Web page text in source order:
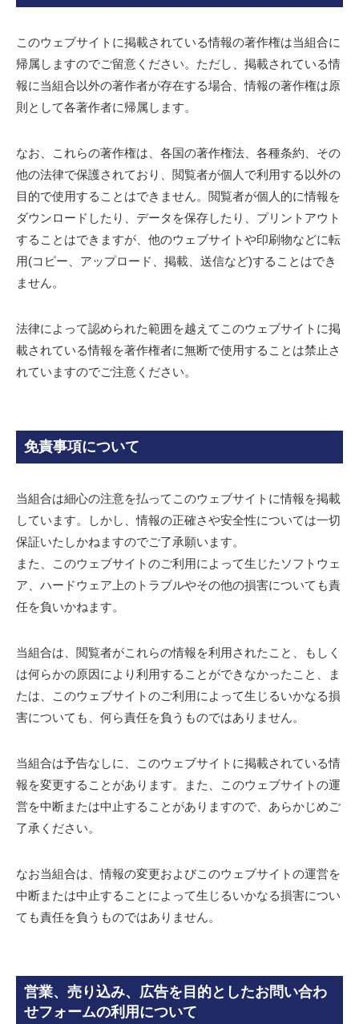
このウェブサイトに掲載されている情報の著作権は当組合に
帰属しますのでご留意ください。ただし、掲載されている情
報に当組合以外の著作者が存在する場合、情報の著作権は原
則として各著作者に帰属します。
なお、これらの著作権は、各国の著作権法、各種条約、その
他の法律で保護されており、閲覧者が個人で利用する以外の
目的で使用することはできません。閲覧者が個人的に情報を
ダウンロードしたり、データを保存したり、プリントアウト
することはできますが、他のウェブサイトや印刷物などに転
用(コピー、アップロード、掲載、送信など)することはでき
ません。
法律によって認められた範囲を越えてこのウェブサイトに掲
載されている情報を著作権者に無断で使用することは禁止さ
れていますのでご注意ください。
免責事項について
当組合は細心の注意を払ってこのウェブサイトに情報を掲載
しています。しかし、情報の正確さや安全性については一切
保証いたしかねますのでご了承願います。
また、このウェブサイトのご利用によって生じたソフトウェ
ア、ハードウェア上のトラブルやその他の損害についても責
任を負いかねます。
当組合は、閲覧者がこれらの情報を利用されたこと、もしく
は何らかの原因により利用することができなかったこと、ま
たは、このウェブサイトのご利用によって生じるいかなる損
害についても、何ら責任を負うものではありません。
当組合は予告なしに、このウェブサイトに掲載されている情
報を変更することがあります。また、このウェブサイトの運
営を中断または中止することがありますので、あらかじめご
了承ください。
なお当組合は、情報の変更およびこのウェブサイトの運営を
中断または中止することによって生じるいかなる損害につい
ても責任を負うものではありません。
営業、売り込み、広告を目的としたお問い合わ
せフォームの利用について